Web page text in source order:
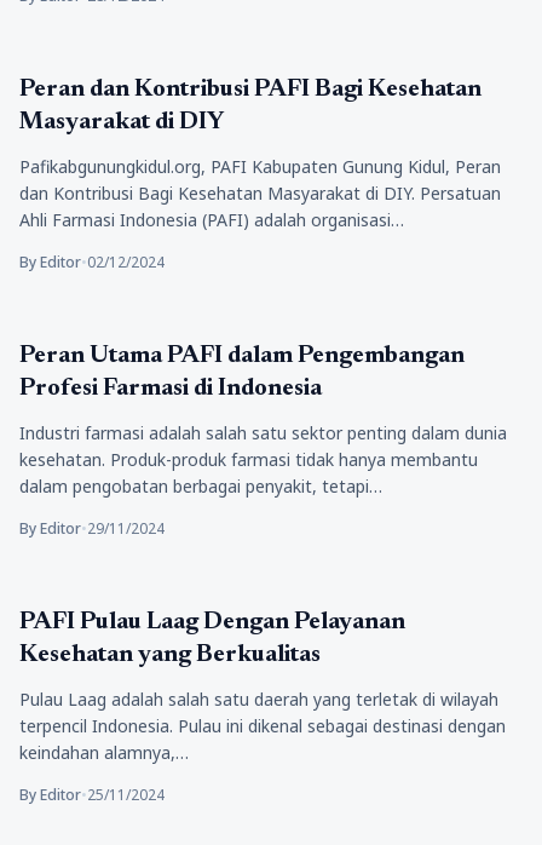
Kesehatan
Peran dan Kontribusi PAFI Bagi Kesehatan
Masyarakat di DIY
Pafikabgunungkidul.org, PAFI Kabupaten Gunung Kidul, Peran
dan Kontribusi Bagi Kesehatan Masyarakat di DIY. Persatuan
Ahli Farmasi Indonesia (PAFI) adalah organisasi…
By Editor•02/12/2024
Kesehatan
Peran Utama PAFI dalam Pengembangan
Profesi Farmasi di Indonesia
Industri farmasi adalah salah satu sektor penting dalam dunia
kesehatan. Produk-produk farmasi tidak hanya membantu
dalam pengobatan berbagai penyakit, tetapi…
By Editor•29/11/2024
Kesehatan
PAFI Pulau Laag Dengan Pelayanan
Kesehatan yang Berkualitas
Pulau Laag adalah salah satu daerah yang terletak di wilayah
terpencil Indonesia. Pulau ini dikenal sebagai destinasi dengan
keindahan alamnya,…
By Editor•25/11/2024